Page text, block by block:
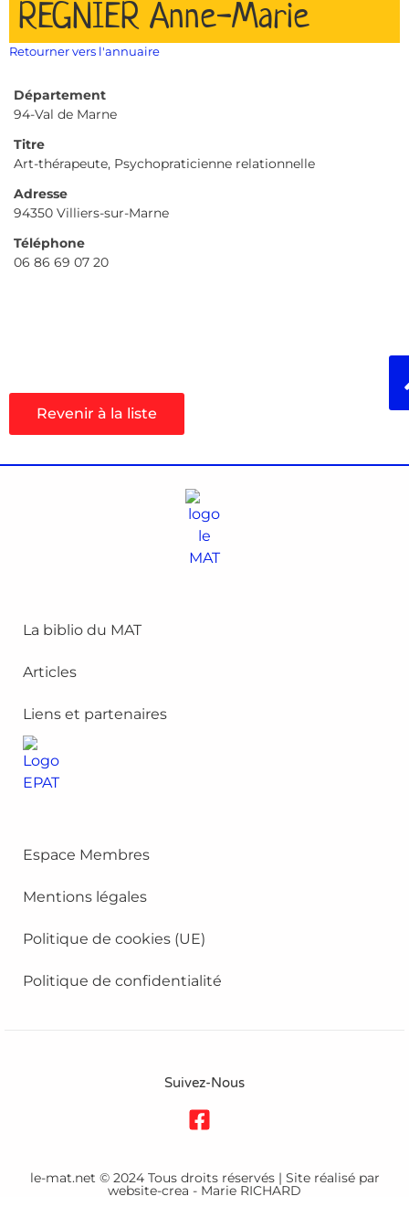
REGNIER Anne-Marie
Retourner vers l'annuaire
Département
94-Val de Marne
Titre
Art-thérapeute, Psychopraticienne relationnelle
Adresse
94350 Villiers-sur-Marne
Téléphone
06 86 69 07 20
Revenir à la liste
La biblio du MAT
Articles
Liens et partenaires
Espace Membres
Mentions légales
Politique de cookies (UE)
Politique de confidentialité
Suivez-Nous
le-mat.net © 2024 Tous droits réservés | Site réalisé par
website-crea - Marie RICHARD